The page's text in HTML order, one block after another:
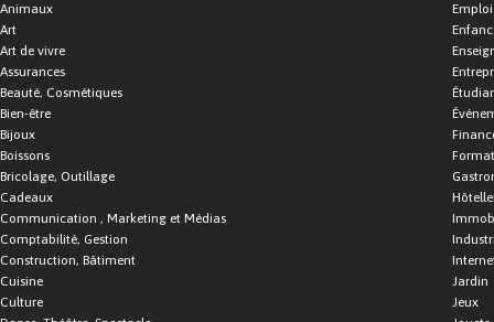
Animaux
Art
Art de vivre
Assurances
Beauté, Cosmétiques
Bien-être
Bijoux
Boissons
Bricolage, Outillage
Cadeaux
Communication , Marketing et Médias
Comptabilité, Gestion
Construction, Bâtiment
Cuisine
Culture
Emploi
Jardin
Jeux